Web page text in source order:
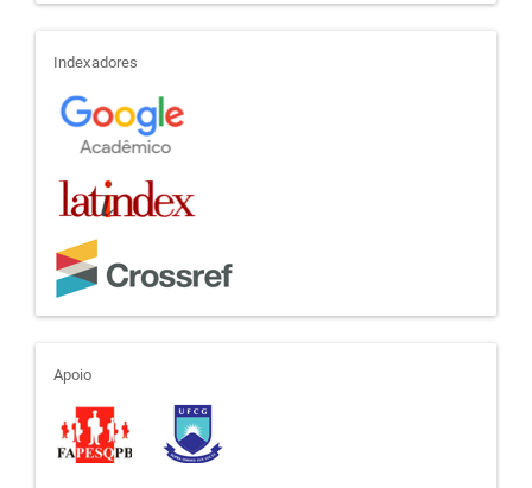
indexadores
Indexadores
apoio
Apoio